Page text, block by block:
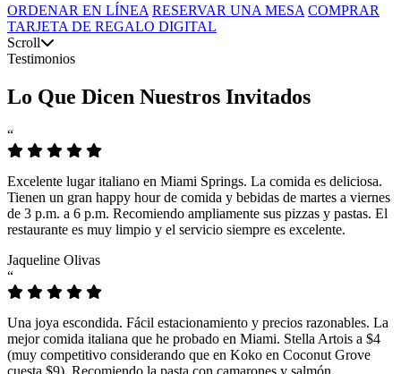
ORDENAR EN LÍNEA RESERVAR UNA MESA COMPRAR
TARJETA DE REGALO DIGITAL
Scroll
Testimonios
Lo Que Dicen Nuestros Invitados
“
Excelente lugar italiano en Miami Springs. La comida es deliciosa.
Tienen un gran happy hour de comida y bebidas de martes a viernes
de 3 p.m. a 6 p.m. Recomiendo ampliamente sus pizzas y pastas. El
restaurante es muy limpio y el servicio siempre es excelente.
Jaqueline Olivas
“
Una joya escondida. Fácil estacionamiento y precios razonables. La
mejor comida italiana que he probado en Miami. Stella Artois a $4
(muy competitivo considerando que en Koko en Coconut Grove
cuesta $9). Recomiendo la pasta con camarones y salmón.